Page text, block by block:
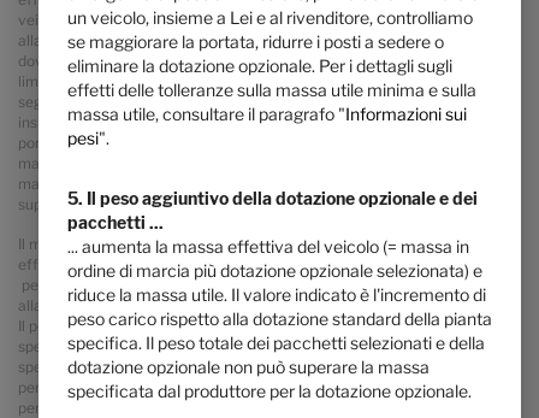
veicolo franco fabbrica può essere determinato solo tramite pesatura
alla fine della linea di montaggio. Se dalla pesatura, in casi eccezionali,
dovesse risultare che l'effettiva possibilità di carico, nonostante la
limitazione della dotazione opzionale, supera la massa utile minima in
seguito a una divergenza di peso ammissibile, prima di fornire il veicolo,
insieme a Lei e al rivenditore, controlliamo se ad es. maggiorare la
portata, ridurre i posti a sedere o eliminare la dotazione opzionale. La
massa massima tecnicamente ammissibile del veicolo e la massa
massima tecnicamente ammissibile sull'asse non possono essere
superate.
Il montaggio in fabbrica della dotazione opzionale aumenta la massa
effettiva del veicolo e riduce il carico utile. Il peso aggiuntivo indicato
per pacchetti e dotazione opzionale indica l'incremento di peso rispetto
alla dotazione standard di ciascun modello e/o pianta.
Il peso totale della dotazione opzionale scelta non può superare la massa
specificata dal produttore per la dotazione opzionale indicata nelle
specifiche del modello. Nel caso specifico si tratta di un valore calcolato
per ogni tipo e pianta, con cui Hymer definisce il peso massimo disponibile
per la dotazione opzionale montata in fabbrica.
un veicolo, insieme a Lei e al rivenditore, controlliamo
se maggiorare la portata, ridurre i posti a sedere o
eliminare la dotazione opzionale. Per i dettagli sugli
effetti delle tolleranze sulla massa utile minima e sulla
massa utile, consultare il paragrafo "Informazioni sui
pesi".
5. Il peso aggiuntivo della dotazione opzionale e dei
pacchetti ...
... aumenta la massa effettiva del veicolo (= massa in
ordine di marcia più dotazione opzionale selezionata) e
riduce la massa utile. Il valore indicato è l'incremento di
peso carico rispetto alla dotazione standard della pianta
specifica. Il peso totale dei pacchetti selezionati e della
dotazione opzionale non può superare la massa
specificata dal produttore per la dotazione opzionale.